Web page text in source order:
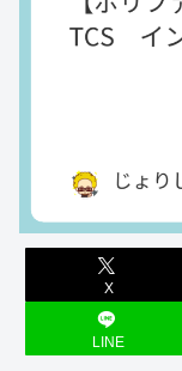
X
LINE